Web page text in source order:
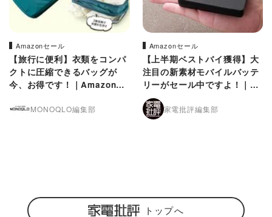
Amazonセール
【旅行に便利】衣類をコンパ
クトに圧縮できるバッグが
今、お得です！｜Amazonプ
MONOQLO編集部
Amazonセール
【上半期ベストバイ獲得】大
注目の新素材モバイルバッテ
リーがセール中ですよ！｜A
mazonプライムデー
家電批評編集部
トップへ